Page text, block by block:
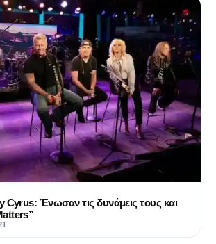
Cyrus: Ένωσαν τις δυνάμεις τους και